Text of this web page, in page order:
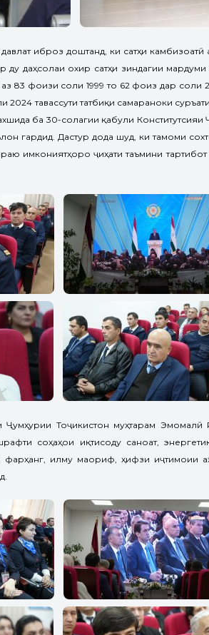
иброз доштанд, ки сатҳи камбизоатӣ
даҳсолаи охир сатҳи зиндагии мардуми
83 фоизи соли 1999 то 62 фоиз дар соли
тавассути татбиқи самараноки
ба 30-солагии қабули Конститутсияи
гардид. Дастур дода шуд, ки тамоми
имкониятҳоро ҷиҳати таъмини
Тоҷикистон муҳтарам
соҳаҳои иқтисоду саноат,
фарҳанг, илму маориф, ҳифзи иҷтимоии